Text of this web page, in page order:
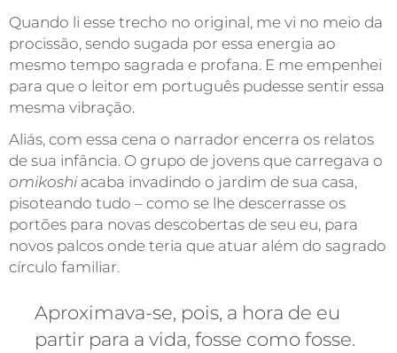
Quando li esse trecho no original, me vi no meio da
procissão, sendo sugada por essa energia ao
mesmo tempo sagrada e profana. E me empenhei
para que o leitor em português pudesse sentir essa
mesma vibração.
Aliás, com essa cena o narrador encerra os relatos
de sua infância. O grupo de jovens que carregava o
omikoshiacaba invadindo o jardim de sua casa,
pisoteando tudo – como se lhe descerrasse os
portões para novas descobertas de seu eu, para
novos palcos onde teria que atuar além do sagrado
círculo familiar.
Aproximava-se, pois, a hora de eu
partir para a vida, fosse como fosse.